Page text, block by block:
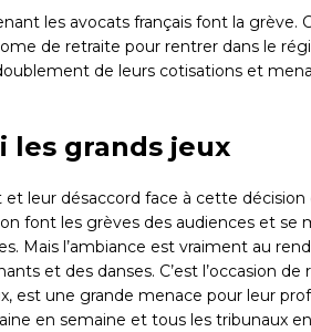
les avocats français font la grève.
de retraite pour rentrer dans le
de leurs cotisations et
les grands jeux
leur désaccord face à cette
font les grèves des audiences et se
Mais l’ambiance est vraiment au
et des danses. C’est l’occasion de
est une grande menace pour leur
en semaine et tous les tribunaux